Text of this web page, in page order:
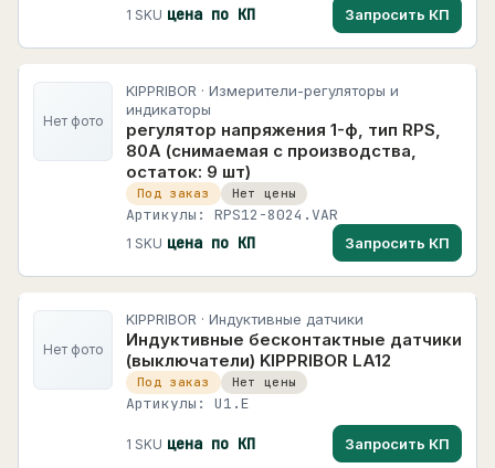
1 SKU цена по КП Запросить КП
Нет фото
KIPPRIBOR · Измерители-регуляторы и
индикаторы
регулятор напряжения 1-ф, тип RPS,
80А (снимаемая с производства,
остаток: 9 шт)
Под заказ Нет цены
Артикулы: RPS12-8024.VAR
1 SKU цена по КП Запросить КП
Нет фото
KIPPRIBOR · Индуктивные датчики
Индуктивные бесконтактные датчики
(выключатели) KIPPRIBOR LA12
Под заказ Нет цены
Артикулы: U1.E
1 SKU цена по КП Запросить КП